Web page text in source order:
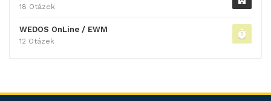
18 Otázek
WEDOS OnLine / EWM
12 Otázek